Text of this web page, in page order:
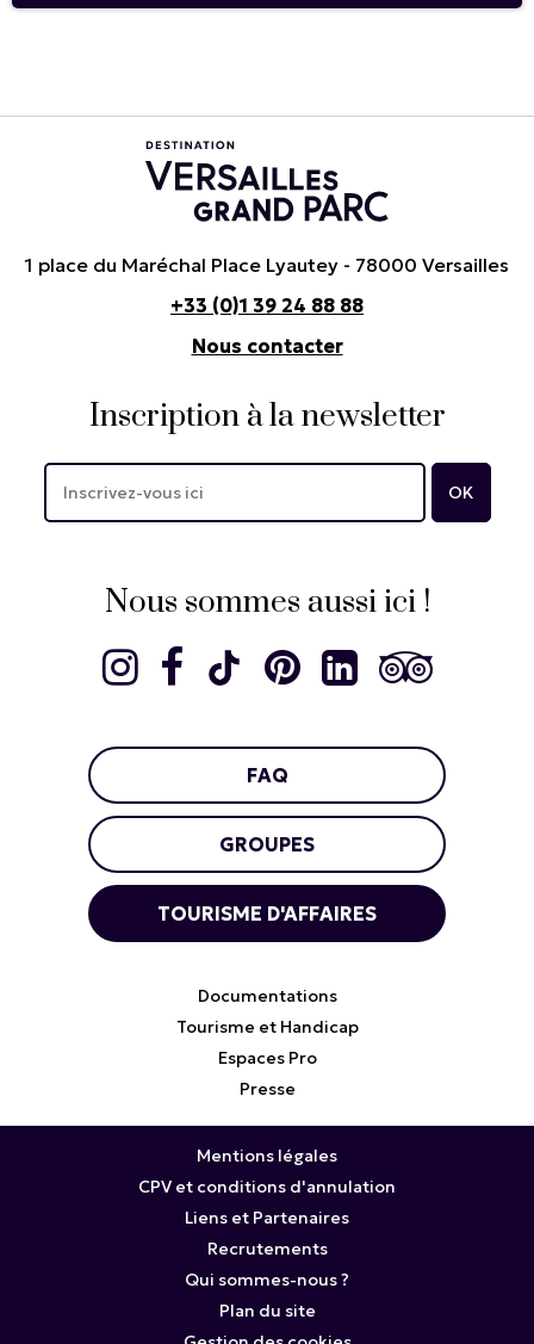
1 place du Maréchal Place Lyautey - 78000 Versailles
+33 (0)1 39 24 88 88
Nous contacter
Inscription à la newsletter
Nous sommes aussi ici !
FAQ
GROUPES
TOURISME D'AFFAIRES
Documentations
Tourisme et Handicap
Espaces Pro
Presse
Mentions légales
CPV et conditions d'annulation
Liens et Partenaires
Recrutements
Qui sommes-nous ?
Plan du site